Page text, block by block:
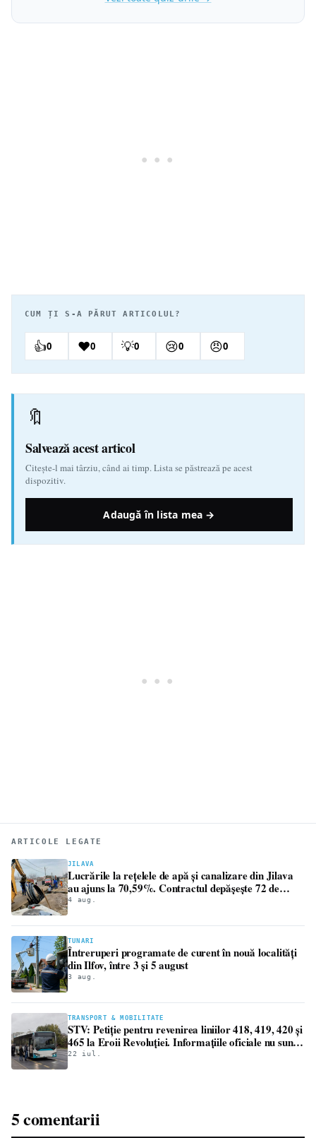
CUM ȚI S-A PĂRUT ARTICOLUL?
👍0 ❤️0 💡0 😢0 😠0
🔖
Salvează acest articol
Citește-l mai târziu, când ai timp. Lista se păstrează pe acest
dispozitiv.
Adaugă în lista mea →
ARTICOLE LEGATE
JILAVA
Lucrările la rețelele de apă și canalizare din Jilava
au ajuns la 70,59%. Contractul depășește 72 de
milioane de lei
4 aug.
TUNARI
Întreruperi programate de curent în nouă localități
din Ilfov, între 3 și 5 august
3 aug.
TRANSPORT & MOBILITATE
STV: Petiție pentru revenirea liniilor 418, 419, 420 și
465 la Eroii Revoluției. Informațiile oficiale nu sunt
aliniate
22 iul.
5 comentarii